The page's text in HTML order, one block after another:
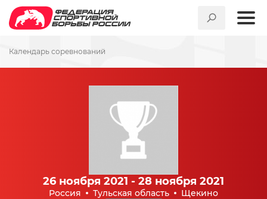
Календарь соревнований
26 ноября 2021 - 28 ноября 2021
Россия Тульская область
Щекино